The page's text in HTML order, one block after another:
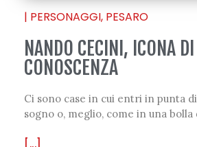
| PERSONAGGI, PESARO
NANDO CECINI, ICONA DI
CONOSCENZA
Ci sono case in cui entri in punta
sogno o, meglio, come in una bolla